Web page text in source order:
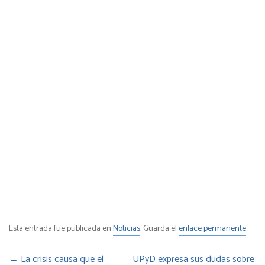
Esta entrada fue publicada enNoticias. Guarda elenlace permanente.
← La crisis causa que el UPyD expresa sus dudas sobre